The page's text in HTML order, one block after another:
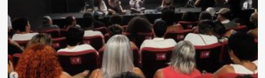
17
de
Abril
pra
Refletir